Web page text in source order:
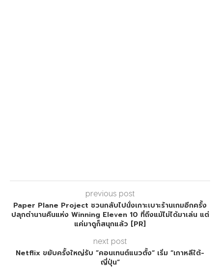
previous post
Paper Plane Project ชวนกลับไปนั่งเกาะเบาะร้านเกมอีกครั้ง
ปลุกตำนานคืนแห่ง Winning Eleven 10 ที่ถึงแม้ไม่ได้มาเล่น แต่
แค่มาดูก็สนุกแล้ว [PR]
next post
Netflix ขยับครั้งใหญ่รับ ”คอนเทนต์แนวตั้ง“ เริ่ม “เกาหลีใต้-
ญี่ปุ่น”